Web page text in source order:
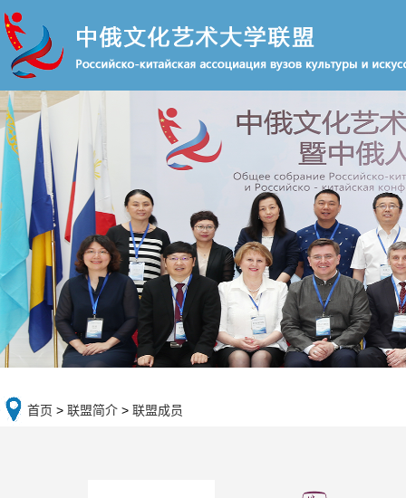
首页 > 联盟简介 > 联盟成员